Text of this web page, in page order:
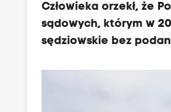
Człowieka orzekł, że
sądowych, którym w
sędziowskie bez